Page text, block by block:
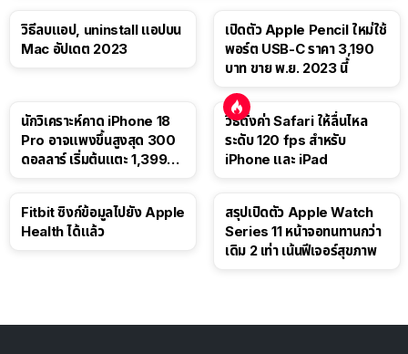
วิธีลบแอป, uninstall แอปบน
Mac อัปเดต 2023
เปิดตัว Apple Pencil ใหม่ใช้
พอร์ต USB-C ราคา 3,190
บาท ขาย พ.ย. 2023 นี้
นักวิเคราะห์คาด iPhone 18
Pro อาจแพงขึ้นสูงสุด 300
ดอลลาร์ เริ่มต้นแตะ 1,399
วิธีตั้งค่า Safari ให้ลื่นไหล
ระดับ 120 fps สำหรับ
iPhone และ iPad
Fitbit ซิงก์ข้อมูลไปยัง Apple
Health ได้แล้ว
สรุปเปิดตัว Apple Watch
Series 11 หน้าจอทนทานกว่า
เดิม 2 เท่า เน้นฟีเจอร์สุขภาพ